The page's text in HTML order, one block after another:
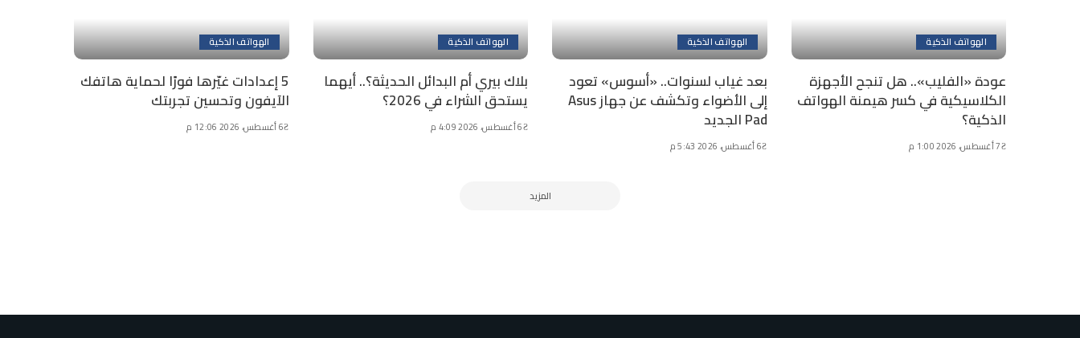
الهواتف الذكية
عودة «الفليب».. هل تنجح الأجهزة
الكلاسيكية في كسر هيمنة الهواتف
الذكية؟
7 أغسطس، 2026 1:00 م
الهواتف الذكية
بعد غياب لسنوات.. «أسوس» تعود
إلى الأضواء وتكشف عن جهاز Asus
Pad الجديد
6 أغسطس، 2026 5:43 م
الهواتف الذكية
بلاك بيري أم البدائل الحديثة؟.. أيهما
يستحق الشراء في 2026؟
6 أغسطس، 2026 4:09 م
الهواتف الذكية
5 إعدادات غيّرها فورًا لحماية هاتفك
الآيفون وتحسين تجربتك
6 أغسطس، 2026 12:06 م
المزيد